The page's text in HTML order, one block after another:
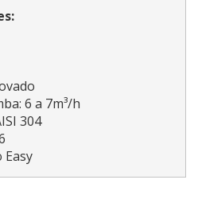
6 a 7m³/h
304
Easy